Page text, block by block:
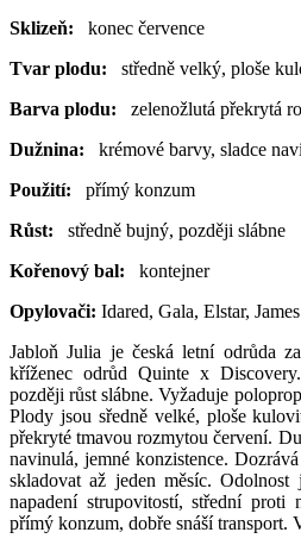
Sklizeň: konec července
Tvar plodu: středně velký, ploše
Barva plodu: zelenožlutá překrytá
Dužnina: krémové barvy, sladce
Použití: přímý konzum
Růst:
středně bujný, později slábne
Kořenový bal: kontejner
Opylovači: Idared, Gala, Elstar,
Jabloň Julia je česká letní odrůda
kříženec odrůd Quinte x
později růst slábne. Vyžaduje
Plody jsou sředně velké, ploše
překryté tmavou rozmytou červení.
navinulá, jemné konzistence.
skladovat až jeden měsíc.
napadení strupovitostí, střední proti
přímý konzum, dobře snáší transport.